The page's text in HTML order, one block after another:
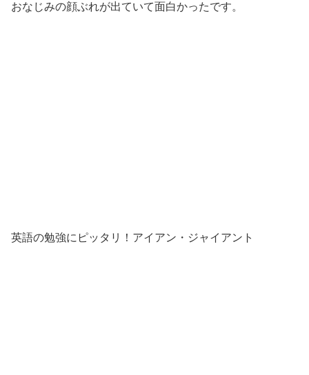
おなじみの顔ぶれが出ていて面白かったです。
英語の勉強にピッタリ！アイアン・ジャイアント